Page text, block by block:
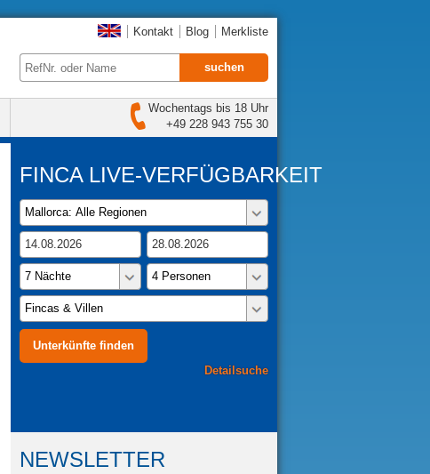
Kontakt Blog Merkliste
Wochentags bis 18 Uhr
+49 228 943 755 30
FINCA LIVE-VERFÜGBARKEIT
Detailsuche
NEWSLETTER